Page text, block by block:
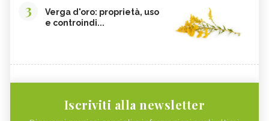
3
Verga d'oro: proprietà, uso
e controindi...
Iscriviti alla newsletter